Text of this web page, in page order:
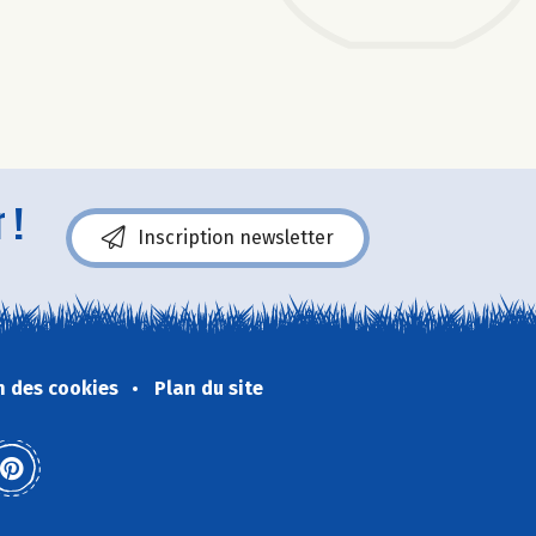
! Inscription newsletter
des cookies Plan du site